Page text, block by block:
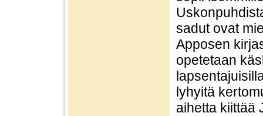
sadut ovat
Apposen
opetetaan
lyhyitä
aihetta kiittää